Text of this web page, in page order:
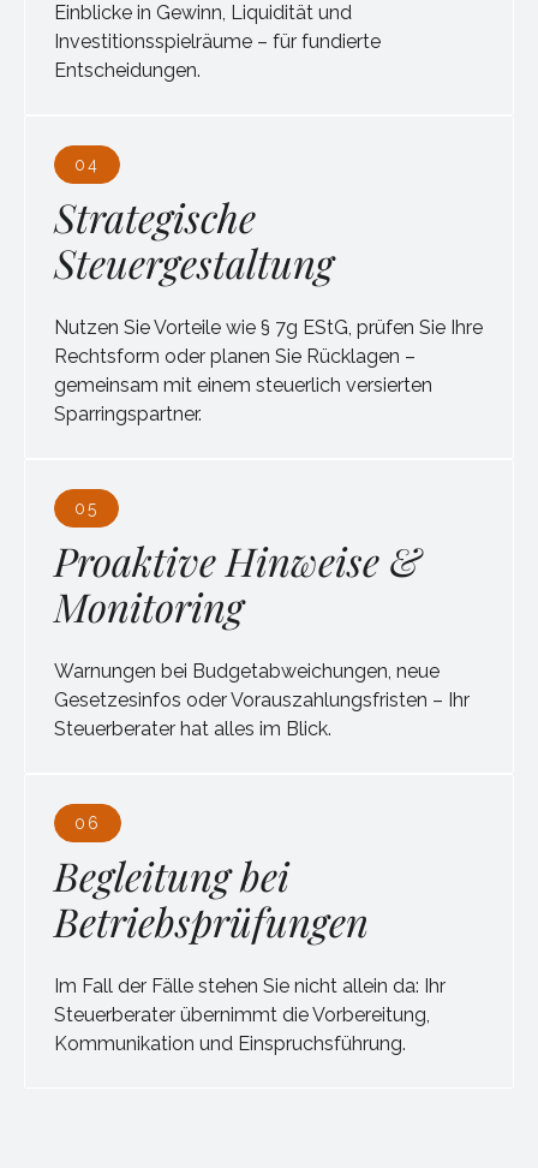
Einblicke in Gewinn, Liquidität und
Investitionsspielräume – für fundierte
Entscheidungen.
04
Strategische
Steuergestaltung
Nutzen Sie Vorteile wie § 7g EStG, prüfen Sie Ihre
Rechtsform oder planen Sie Rücklagen –
gemeinsam mit einem steuerlich versierten
Sparringspartner.
05
Proaktive Hinweise &
Monitoring
Warnungen bei Budgetabweichungen, neue
Gesetzesinfos oder Vorauszahlungsfristen – Ihr
Steuerberater hat alles im Blick.
06
Begleitung bei
Betriebsprüfungen
Im Fall der Fälle stehen Sie nicht allein da: Ihr
Steuerberater übernimmt die Vorbereitung,
Kommunikation und Einspruchsführung.